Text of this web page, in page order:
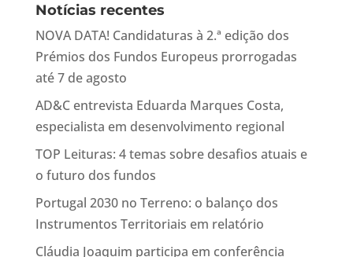
Notícias recentes
NOVA DATA! Candidaturas à 2.ª edição dos
Prémios dos Fundos Europeus prorrogadas
até 7 de agosto
AD&C entrevista Eduarda Marques Costa,
especialista em desenvolvimento regional
TOP Leituras: 4 temas sobre desafios atuais e
o futuro dos fundos
Portugal 2030 no Terreno: o balanço dos
Instrumentos Territoriais em relatório
Cláudia Joaquim participa em conferência